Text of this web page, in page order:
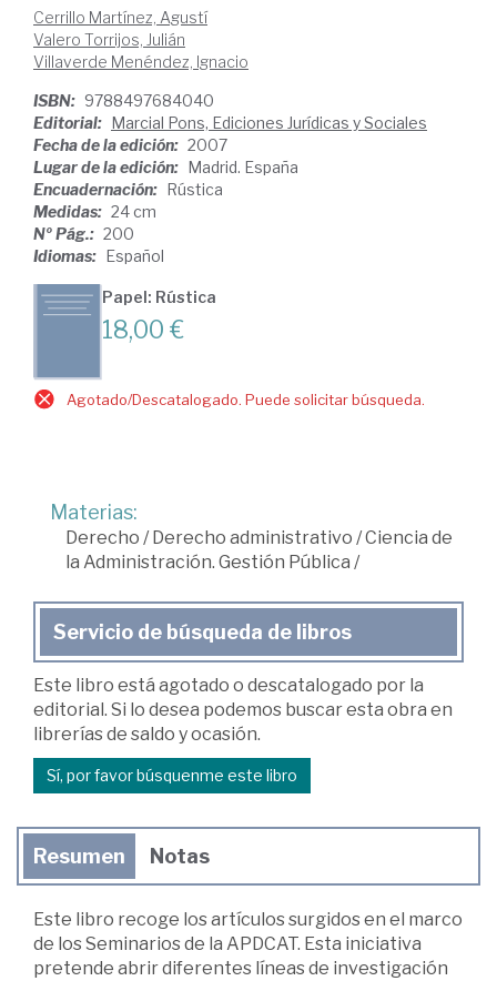
Cerrillo Martínez, Agustí
Valero Torrijos, Julián
Villaverde Menéndez, Ignacio
ISBN: 9788497684040
Editorial: Marcial Pons, Ediciones Jurídicas y Sociales
Fecha de la edición: 2007
Lugar de la edición: Madrid. España
Encuadernación: Rústica
Medidas: 24 cm
Nº Pág.: 200
Idiomas: Español
Papel: Rústica
18,00 €
Agotado/Descatalogado. Puede solicitar búsqueda.
Materias:
Derecho /Derecho administrativo /Ciencia de
la Administración. Gestión Pública /
Servicio de búsqueda de libros
Este libro está agotado o descatalogado por la
editorial. Si lo desea podemos buscar esta obra en
librerías de saldo y ocasión.
Sí, por favor búsquenme este libro
Resumen Notas
Este libro recoge los artículos surgidos en el marco
de los Seminarios de la APDCAT. Esta iniciativa
pretende abrir diferentes líneas de investigación